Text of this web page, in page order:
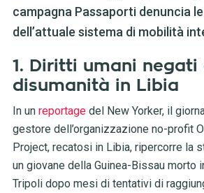
campagna Passaporti denuncia
dell’attuale sistema di mobilità
1. Diritti umani negati
disumanità in Libia
In un reportagedel New Yorker, il
gestore dell’organizzazione no-profit
Project, recatosi in Libia, ripercorre la
un giovane della Guinea-Bissau morto
Tripoli dopo mesi di tentativi di